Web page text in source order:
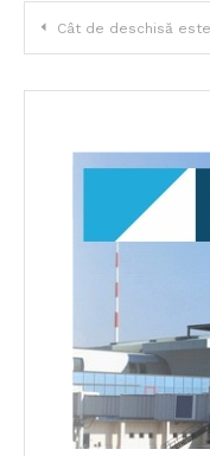
Navigare
în
Cât de deschisă este cultura comunicării în cadrul companiei